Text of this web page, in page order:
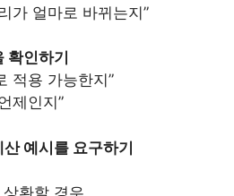
가 얼마로 바뀌는지”
인하기
적용 가능한지”
제인지”
예시를 요구하기
환할 경우